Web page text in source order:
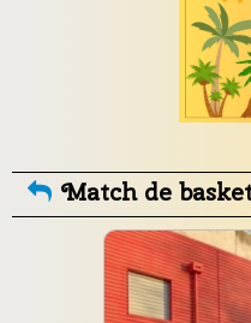
Vie
Match de